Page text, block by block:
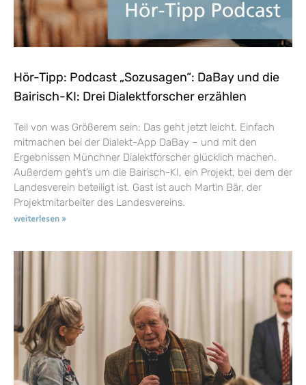
Hör-Tipp: Podcast „Sozusagen“: DaBay und die
Bairisch-KI: Drei Dialektforscher erzählen
Teil von was Größerem sein: Das geht jetzt leicht. Einfach
mitmachen bei der Dialekt-App DaBay – und mit den
Ergebnissen Münchner Dialektforscher glücklich machen.
Außerdem geht’s um die Bairisch-KI, ein Projekt, bei dem der
Landesverein beteiligt ist. Gast ist auch Martin Bär, der
Projektmitarbeiter des Landesvereins.
weiterlesen »